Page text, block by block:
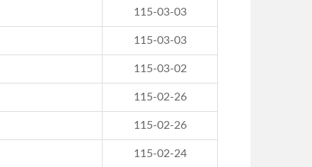
115-03-03
115-03-03
115-03-02
115-02-26
115-02-26
115-02-24